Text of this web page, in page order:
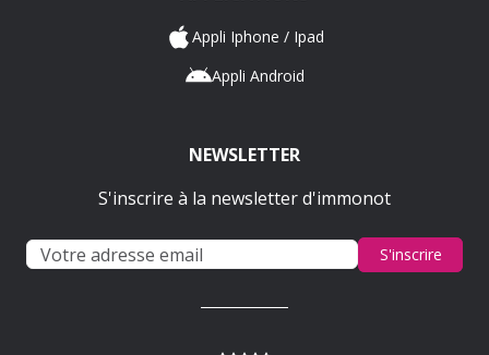
Appli Iphone / Ipad
Appli Android
NEWSLETTER
S'inscrire à la newsletter d'immonot
S'inscrire